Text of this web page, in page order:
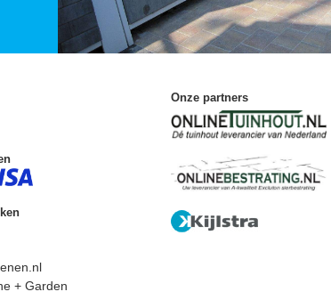
+ Garden
Onze partners